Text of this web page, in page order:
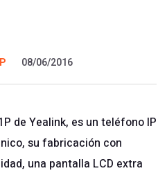
08/06/2016
de Yealink, es un teléfono IP
su fabricación con
una pantalla LCD extra